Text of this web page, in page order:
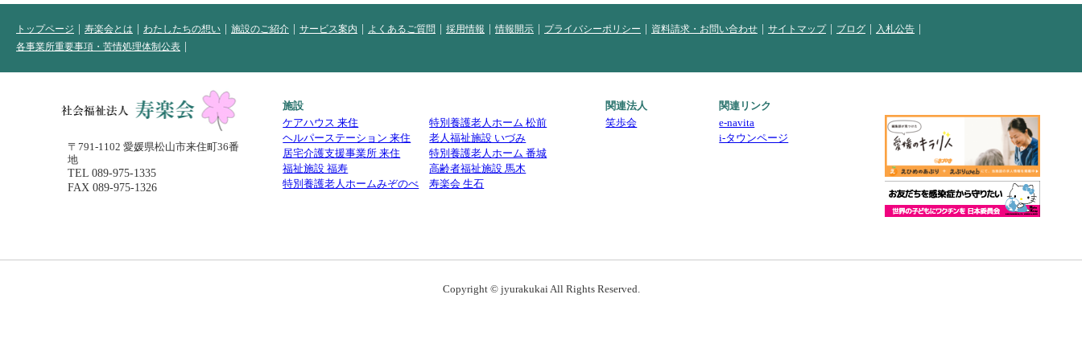
トップページ 寿楽会とは わたしたちの想い 施設のご紹介 サービス案内 よくあるご質問 採用情報 情報開示 プライバシーポリシー 資料請求・お問い合わせ サイトマップ ブログ
入札公告
各事業所重要事項・苦情処理体制公表
〒791-1102 愛媛県松山市来住町36番
地
TEL089-975-1335
FAX 089-975-1326
施設
ケアハウス 来住
ヘルパーステーション 来住
居宅介護支援事業所 来住
福祉施設 福寿
特別養護老人ホームみぞのべ
特別養護老人ホーム 松前
老人福祉施設 いづみ
特別養護老人ホーム 番城
高齢者福祉施設 馬木
寿楽会 生石
関連法人
笑歩会
関連リンク
e-navita
i-タウンページ
Copyright © jyurakukai All Rights Reserved.